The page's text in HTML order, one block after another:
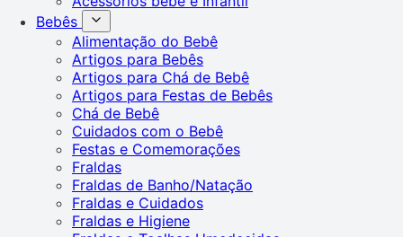
Bebês
Alimentação do Bebê
Artigos para Bebês
Artigos para Chá de Bebê
Artigos para Festas de Bebês
Chá de Bebê
Cuidados com o Bebê
Festas e Comemorações
Fraldas
Fraldas de Banho/Natação
Fraldas e Cuidados
Fraldas e Higiene